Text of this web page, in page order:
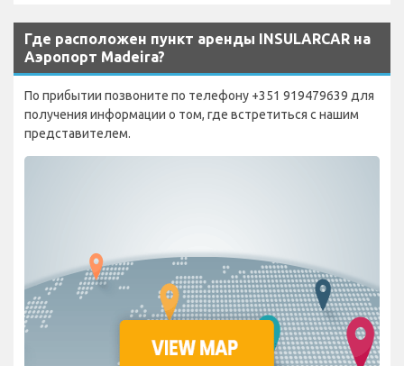
Где расположен пункт аренды INSULARCAR на
Аэропорт Madeira?
По прибытии позвоните по телефону +351 919479639 для
получения информации о том, где встретиться с нашим
представителем.